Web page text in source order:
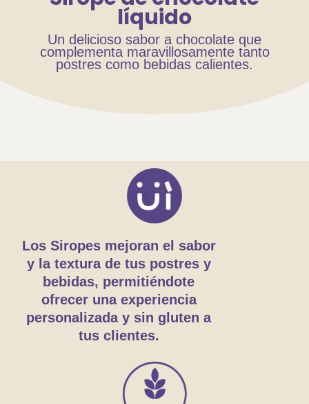
líquido
Un delicioso sabor a chocolate que
complementa maravillosamente tanto
postres como bebidas calientes.
Los Siropes mejoran el sabor
y la textura de tus postres y
bebidas, permitiéndote
ofrecer una experiencia
personalizada y sin gluten a
tus clientes.